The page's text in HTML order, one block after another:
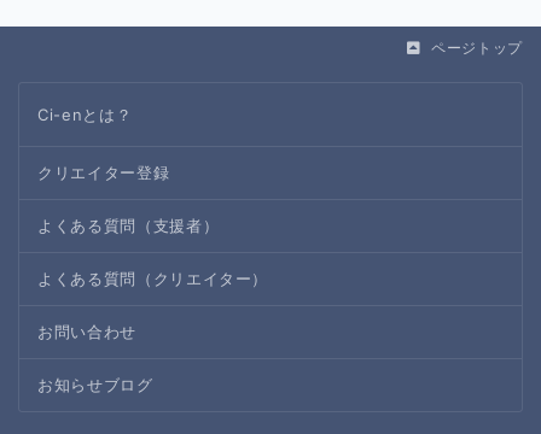
ページトップ
Ci-enとは？
クリエイター登録
よくある質問（支援者）
よくある質問（クリエイター）
お問い合わせ
お知らせブログ